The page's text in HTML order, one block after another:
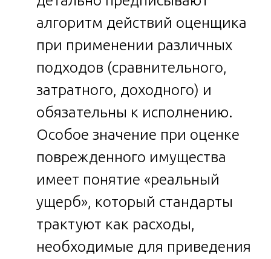
алгоритм действий оценщика
при применении различных
подходов (сравнительного,
затратного, доходного) и
обязательны к исполнению.
Особое значение при оценке
поврежденного имущества
имеет понятие «реальный
ущерб», который стандарты
трактуют как расходы,
необходимые для приведения